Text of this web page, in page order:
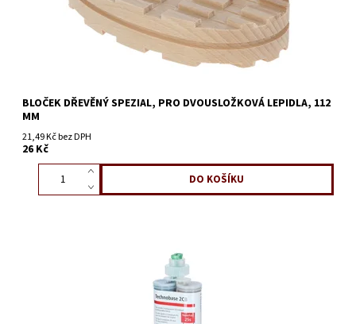
BLOČEK DŘEVĚNÝ SPEZIAL, PRO DVOUSLOŽKOVÁ LEPIDLA, 112
MM
21,49 Kč bez DPH
26 Kč